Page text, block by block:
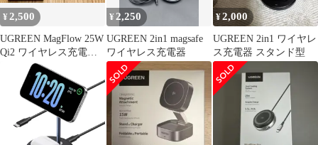
ズ & AirPods
¥ 2,500
UGREEN MagFlow 25W
Qi2 ワイヤレス充電器
¥ 2,250
UGREEN 2in1 magsafe
ワイヤレス充電器
¥2,000
UGREEN 2in1 ワイヤレ
ス充電器 スタンド型